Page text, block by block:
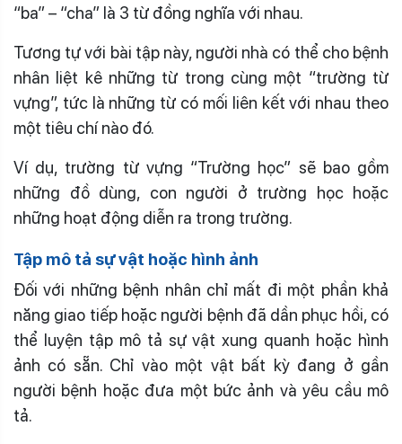
“ba” – “cha” là 3 từ đồng nghĩa với nhau.
Tương tự với bài tập này, người nhà có thể cho bệnh
nhân liệt kê những từ trong cùng một “trường từ
vựng”, tức là những từ có mối liên kết với nhau theo
một tiêu chí nào đó.
Ví dụ, trường từ vựng “Trường học” sẽ bao gồm
những đồ dùng, con người ở trường học hoặc
những hoạt động diễn ra trong trường.
Tập mô tả sự vật hoặc hình ảnh
Đối với những bệnh nhân chỉ mất đi một phần khả
năng giao tiếp hoặc người bệnh đã dần phục hồi, có
thể luyện tập mô tả sự vật xung quanh hoặc hình
ảnh có sẵn. Chỉ vào một vật bất kỳ đang ở gần
người bệnh hoặc đưa một bức ảnh và yêu cầu mô
tả.